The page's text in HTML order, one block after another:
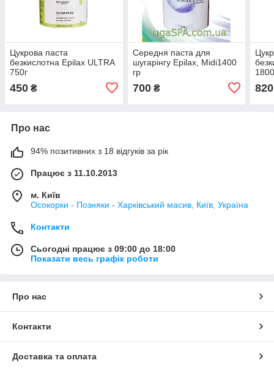
Цукрова паста
безкислотна Epilax ULTRA
750г
450 ₴
Середня паста для
шугарінгу Epilax, Midi1400
гр
700₴ 820
Про нас
94% позитивних з 18 відгуків за рік
Працює з 11.10.2013
м. Київ
Осокорки - Позняки - Харківський масив, Київ, Україна
Контакти
Сьогодні працює з 09:00 до 18:00
Показати весь графік роботи
Про нас
Контакти
Доставка та оплата